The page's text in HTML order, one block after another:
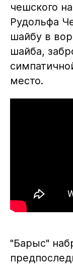
чешского
Рудольфа
шайбу в
шайба,
место.
"Барыс"